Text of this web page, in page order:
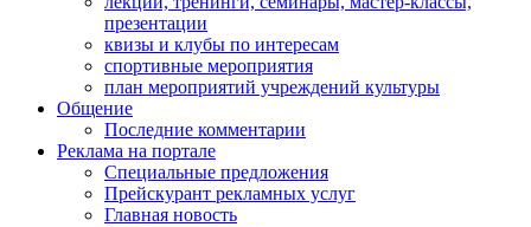
презентации
квизы и клубы по интересам
спортивные мероприятия
план мероприятий учреждений культуры
Общение
Последние комментарии
Реклама на портале
Специальные предложения
Прейскурант рекламных услуг
Главная новость